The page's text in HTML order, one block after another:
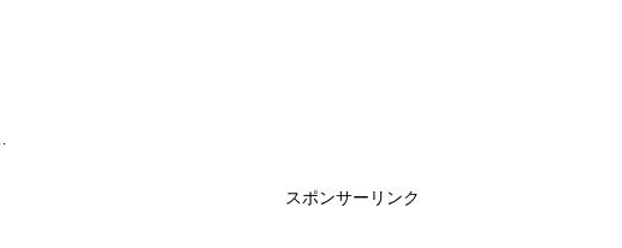
スポンサーリンク